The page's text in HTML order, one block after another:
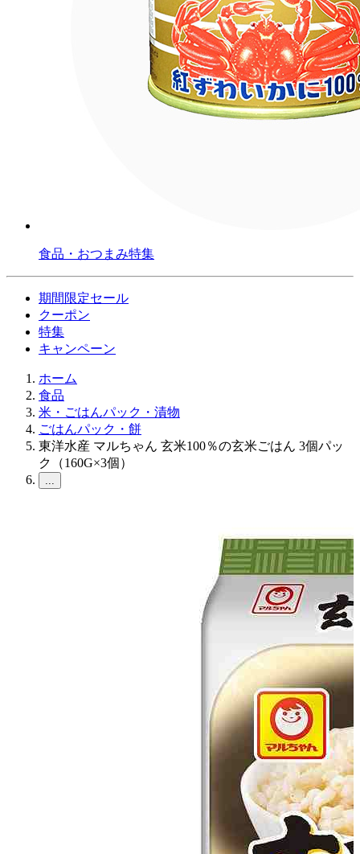
食品・おつまみ特集
期間限定セール
クーポン
特集
キャンペーン
ホーム
食品
米・ごはんパック・漬物
ごはんパック・餅
東洋水産 マルちゃん 玄米100％の玄米ごはん 3個パッ
ク（160G×3個）
...